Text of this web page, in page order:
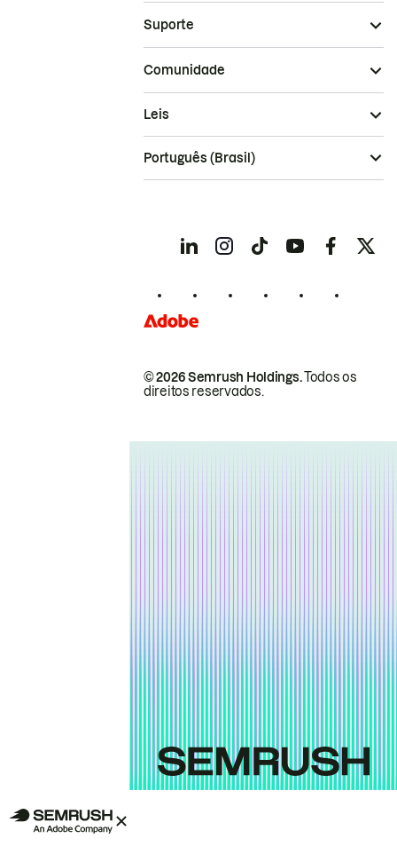
Suporte
Comunidade
© 2026 Semrush Holdings.Todos os
direitos reservados.
Leis
Português (Brasil)